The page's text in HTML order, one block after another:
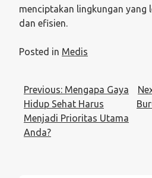
menciptakan lingkungan yang
dan efisien.
Posted in Medis
Post
navigation
Previous: Mengapa Gaya
Hidup Sehat Harus
Menjadi Prioritas Utama
Anda?